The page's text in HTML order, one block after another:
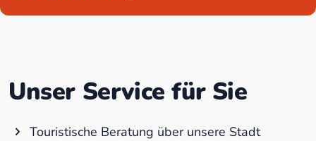
Unser Service für Sie
Touristische Beratung über unsere Stadt